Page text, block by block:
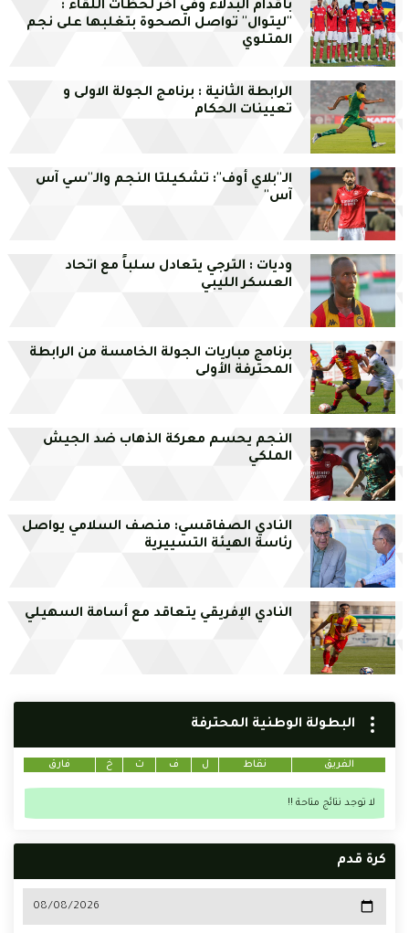
بأقدام البدلاء وفي آخر لحظات اللقاء :
''ليتوال'' تواصل الصحوة بتغلبها على نجم
المتلوي
الرابطة الثانية : برنامج الجولة الاولى و
تعيينات الحكام
الـ''بلاي أوف'': تشكيلتا النجم والـ''سي آس
آس''
وديات : الترجي يتعادل سلباً مع اتحاد
العسكر الليبي
برنامج مباريات الجولة الخامسة من الرابطة
المحترفة الأولى
النجم يحسم معركة الذهاب ضد الجيش
الملكي
النادي الصفاقسي: منصف السلامي يواصل
رئاسة الهيئة التسييرية
النادي الإفريقي يتعاقد مع أسامة السهيلي
البطولة الوطنية المحترفة
الفريق نقاط ل ف ت خ فارق
لا توجد نتائج متاحة !!
كرة قدم